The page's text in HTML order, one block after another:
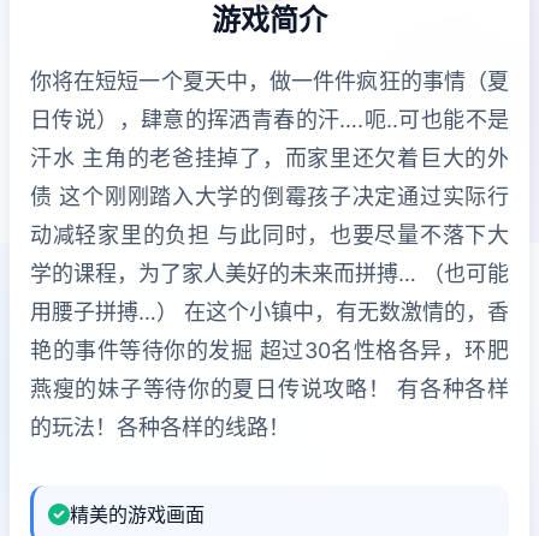
游戏简介
你将在短短一个夏天中，做一件件疯狂的事情（夏
日传说），肆意的挥洒青春的汗….呃..可也能不是
汗水 主角的老爸挂掉了，而家里还欠着巨大的外
债 这个刚刚踏入大学的倒霉孩子决定通过实际行
动减轻家里的负担 与此同时，也要尽量不落下大
学的课程，为了家人美好的未来而拼搏… （也可能
用腰子拼搏…） 在这个小镇中，有无数激情的，香
艳的事件等待你的发掘 超过30名性格各异，环肥
燕瘦的妹子等待你的夏日传说攻略！ 有各种各样
的玩法！各种各样的线路！
精美的游戏画面